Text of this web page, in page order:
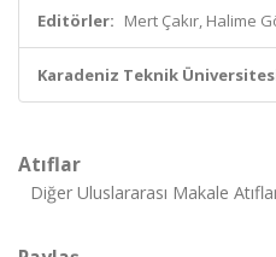
Editörler: Mert Çakır, Halime
Karadeniz Teknik
Atıflar
Diğer Uluslararası Makale